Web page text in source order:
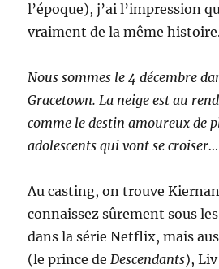
l’époque), j’ai l’impression
vraiment de la même
Nous sommes le 4 décembre
Gracetown. La neige est au
comme le destin amoureux de
adolescents qui vont se croiser…
Au casting, on trouve
connaissez sûrement sous
dans la série Netflix, mais
(le prince deDescendants),